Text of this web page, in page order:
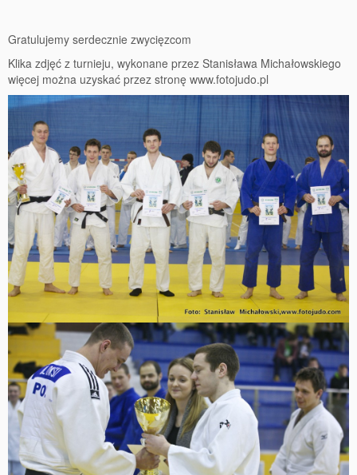
Gratulujemy serdecznie zwycięzcom
Klika zdjęć z turnieju, wykonane przez Stanisława Michałowskiego
więcej można uzyskać przez stronę www.fotojudo.pl